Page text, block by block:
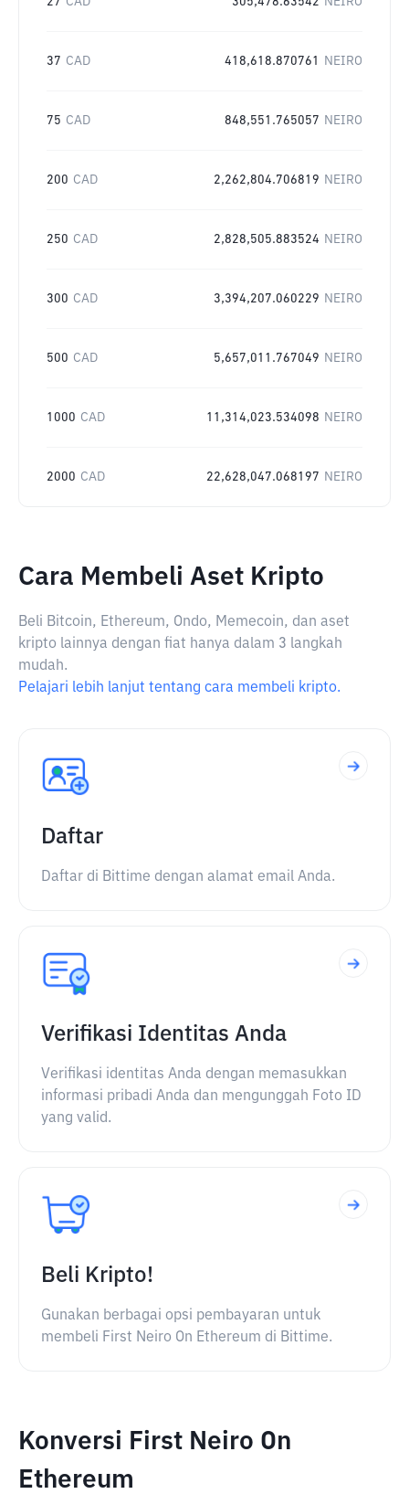
37 CAD 418,618.870761 NEIRO
75 CAD 848,551.765057 NEIRO
200 CAD 2,262,804.706819 NEIRO
250 CAD 2,828,505.883524 NEIRO
300 CAD 3,394,207.060229 NEIRO
500 CAD 5,657,011.767049 NEIRO
1000 CAD 11,314,023.534098 NEIRO
2000 CAD 22,628,047.068197 NEIRO
Cara Membeli Aset Kripto
Beli Bitcoin, Ethereum, Ondo, Memecoin, dan aset
kripto lainnya dengan fiat hanya dalam 3 langkah
mudah.
Pelajari lebih lanjut tentang cara membeli kripto.
Daftar
Daftar di Bittime dengan alamat email Anda.
Verifikasi Identitas Anda
Verifikasi identitas Anda dengan memasukkan
informasi pribadi Anda dan mengunggah Foto ID
yang valid.
Beli Kripto!
Gunakan berbagai opsi pembayaran untuk
membeli First Neiro On Ethereum di Bittime.
Konversi First Neiro On
Ethereum